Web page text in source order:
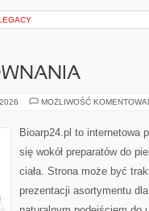
MOŻLIWOŚĆ
Bioarp24.pl to internetowa
się wokół preparatów do
ciała. Strona może być
prezentacji asortymentu